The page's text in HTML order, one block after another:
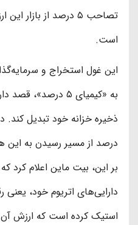
تصاحب ۵ درصد از
است.
این غول استخراج و
به «کیمیای ۵
درصد از مسیر رسیدن به